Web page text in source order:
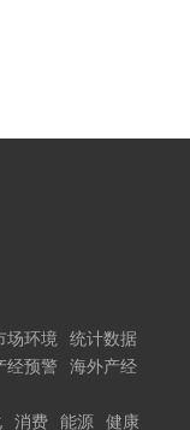
场环境
统计数据
经预警
海外产经
消费 能源 健康